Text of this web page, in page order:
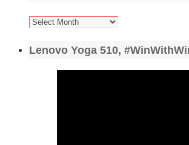
Arhiva
Lenovo Yoga 510,